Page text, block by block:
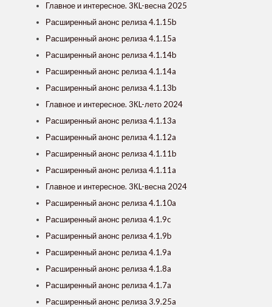
Главное и интересное. 3КL-весна 2025
Расширенный анонс релиза 4.1.15b
Расширенный анонс релиза 4.1.15a
Расширенный анонс релиза 4.1.14b
Расширенный анонс релиза 4.1.14a
Расширенный анонс релиза 4.1.13b
Главное и интересное. 3КL-лето 2024
Расширенный анонс релиза 4.1.13a
Расширенный анонс релиза 4.1.12a
Расширенный анонс релиза 4.1.11b
Расширенный анонс релиза 4.1.11a
Главное и интересное. 3КL-весна 2024
Расширенный анонс релиза 4.1.10a
Расширенный анонс релиза 4.1.9c
Расширенный анонс релиза 4.1.9b
Расширенный анонс релиза 4.1.9a
Расширенный анонс релиза 4.1.8a
Расширенный анонс релиза 4.1.7a
Расширенный анонс релиза 3.9.25a